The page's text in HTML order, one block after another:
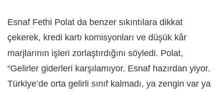
Esnaf Fethi Polat da benzer sıkıntılara dikkat
çekerek, kredi kartı komisyonları ve düşük kâr
marjlarının işleri zorlaştırdığını söyledi. Polat,
“Gelirler giderleri karşılamıyor. Esnaf hazırdan yiyor.
Türkiye’de orta gelirli sınıf kalmadı, ya zengin var ya